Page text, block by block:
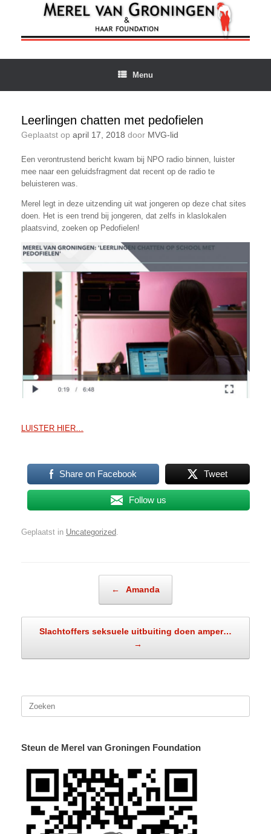
inhoud
Menu
Leerlingen chatten met pedofielen
Geplaatst op april 17, 2018 door MVG-lid
Een verontrustend bericht kwam bij NPO radio binnen, luister
mee naar een geluidsfragment dat recent op de radio te
beluisteren was.
Merel legt in deze uitzending uit wat jongeren op deze chat sites
doen. Het is een trend bij jongeren, dat zelfs in klaslokalen
plaatsvind, zoeken op Pedofielen!
LUISTER HIER…
Share on Facebook Tweet
Follow us
Geplaatst in Uncategorized.
← Amanda
Slachtoffers seksuele uitbuiting doen amper…
→
Zoeken
Steun de Merel van Groningen Foundation